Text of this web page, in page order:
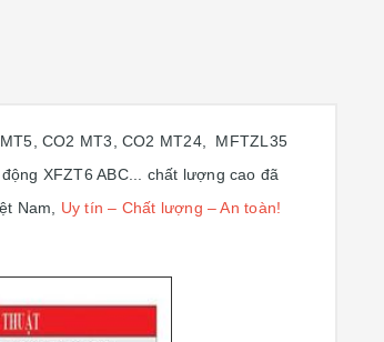
CO2 MT3, CO2 MT24, MFTZL35
XFZT6 ABC... chất lượng cao đã
Nam, Uy tín – Chất lượng – An toàn!